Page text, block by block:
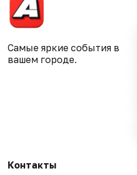
Самые яркие события в
вашем городе.
Контакты